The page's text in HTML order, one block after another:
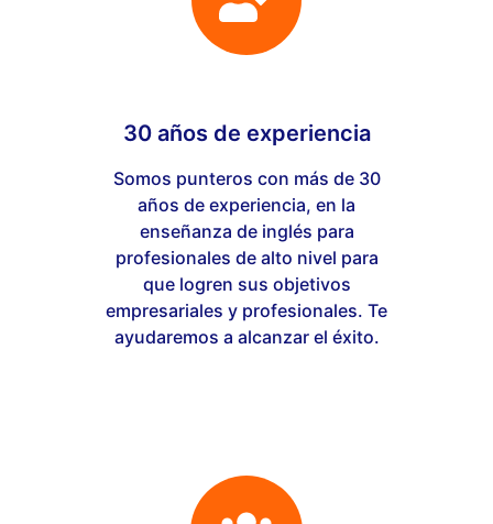
30 años de experiencia
Somos punteros con más de 30
años de experiencia, en la
enseñanza de inglés para
profesionales de alto nivel para
que logren sus objetivos
empresariales y profesionales. Te
ayudaremos a alcanzar el éxito.